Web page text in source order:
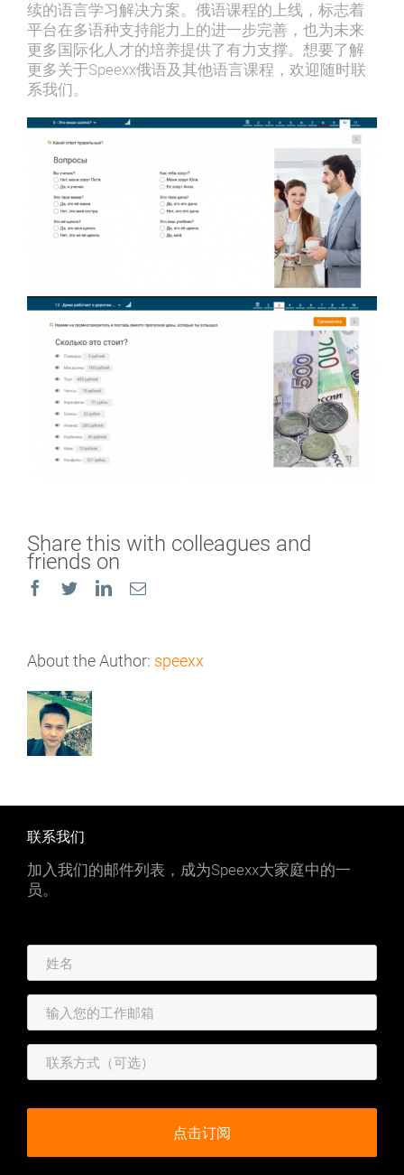
续的语⾔学习解决⽅案。俄语课程的上线，标志着
平台在多语种⽀持能⼒上的进⼀步完善，也为未来
更多国际化⼈才的培养提供了有⼒⽀撑。想要了解
更多关于Speexx俄语及其他语言课程，欢迎随时联
系我们。
Share this with colleagues and
friends on
Facebook
TwitterLinkedInEmail
About the Author: speexx
联系我们
加入我们的邮件列表，成为Speexx大家庭中的一
员。